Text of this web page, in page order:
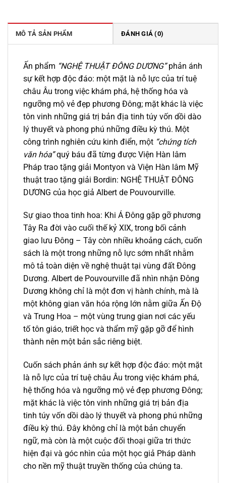
195.000 ₫.
MÔ TẢ SẢN PHẨM ĐÁNH GIÁ (0)
Ấn phẩm “NGHỆ THUẬT ĐÔNG DƯƠNG”phản ánh
sự kết hợp độc đáo: một mặt là nỗ lực của trí tuệ
châu Âu trong việc khám phá, hệ thống hóa và
ngưỡng mộ vẻ đẹp phương Đông; mặt khác là việc
tôn vinh những giá trị bản địa tinh túy vốn dồi dào
lý thuyết và phong phú những điều kỳ thú. Một
công trình nghiên cứu kinh điển, một “chứng tích
văn hóa”quý báu đã từng được Viện Hàn lâm
Pháp trao tặng giải Montyon và Viện Hàn lâm Mỹ
thuật trao tặng giải Bordin: NGHỆ THUẬT ĐÔNG
DƯƠNG của học giả Albert de Pouvourville.
Sự giao thoa tinh hoa: Khi Á Đông gặp gỡ phương
Tây Ra đời vào cuối thế kỷ XIX, trong bối cảnh
giao lưu Đông – Tây còn nhiều khoảng cách, cuốn
sách là một trong những nỗ lực sớm nhất nhằm
mô tả toàn diện về nghệ thuật tại vùng đất Đông
Dương. Albert de Pouvourville đã nhìn nhận Đông
Dương không chỉ là một đơn vị hành chính, mà là
một không gian văn hóa rộng lớn nằm giữa Ấn Độ
và Trung Hoa – một vùng trung gian nơi các yếu
tố tôn giáo, triết học và thẩm mỹ gặp gỡ để hình
thành nên một bản sắc riêng biệt.
Cuốn sách phản ánh sự kết hợp độc đáo: một mặt
là nỗ lực của trí tuệ châu Âu trong việc khám phá,
hệ thống hóa và ngưỡng mộ vẻ đẹp phương Đông;
mặt khác là việc tôn vinh những giá trị bản địa
tinh túy vốn dồi dào lý thuyết và phong phú những
điều kỳ thú. Đây không chỉ là một bản chuyển
ngữ, mà còn là một cuộc đối thoại giữa tri thức
hiện đại và góc nhìn của một học giả Pháp dành
cho nền mỹ thuật truyền thống của chúng ta.